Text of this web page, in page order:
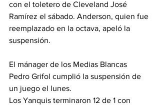
con el toletero de Cleveland José
Ramírez el sábado. Anderson, quien fue
reemplazado en la octava, apeló la
suspensión.
El mánager de los Medias Blancas
Pedro Grifol cumplió la suspensión de
un juego el lunes.
Los Yanquis terminaron 12 de 1 con